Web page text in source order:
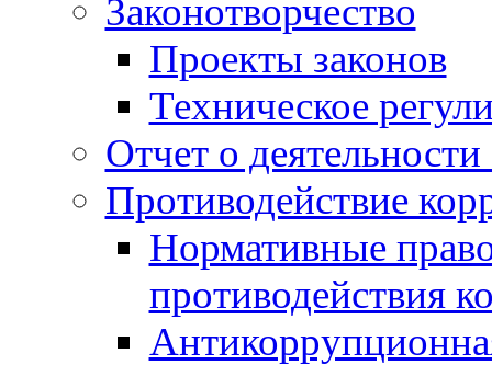
Законотворчество
Проекты законов
Техническое
Отчет о
Противодействие
Нормативные
противодействия